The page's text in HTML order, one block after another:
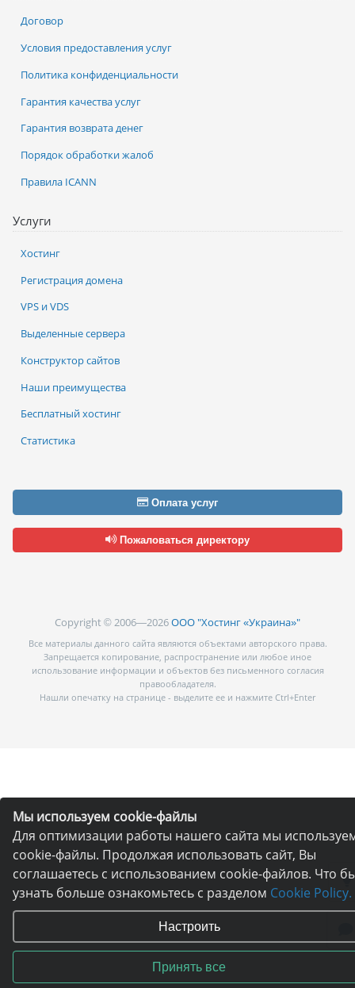
Мы используем cookie-файлы
Для оптимизации работы нашего сайта мы
cookie-файлы. Продолжая использовать сайт, Вы
соглашаетесь с использованием cookie-файлов. Что
узнать больше ознакомьтесь с разделом Cookie Policy.
Настроить
Принять все
Услуги
Хостинг
Регистрация домена
VPS и VDS
Выделенные сервера
Конструктор сайтов
Наши преимущества
Бесплатный хостинг
Статистика
Договор
Условия предоставления услуг
Политика конфиденциальности
Гарантия качества услуг
Гарантия возврата денег
Порядок обработки жалоб
Правила ICANN
Оплата услуг
Пожаловаться директору
Copyright © 2006—2026ООО "Хостинг «Украина»"
Все материалы данного сайта являются объектами авторского права.
Запрещается копирование, распространение или любое иное
использование информации и объектов без письменного согласия
правообладателя.
Нашли опечатку на странице - выделите ее и нажмите Ctrl+Enter